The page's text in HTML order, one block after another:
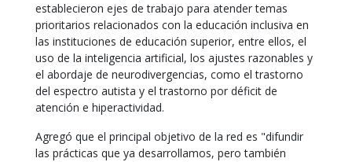
establecieron ejes de trabajo para atender temas
prioritarios relacionados con la educación inclusiva en
las instituciones de educación superior, entre ellos, el
uso de la inteligencia artificial, los ajustes razonables y
el abordaje de neurodivergencias, como el trastorno
del espectro autista y el trastorno por déficit de
atención e hiperactividad.
Agregó que el principal objetivo de la red es "difundir
las prácticas que ya desarrollamos, pero también